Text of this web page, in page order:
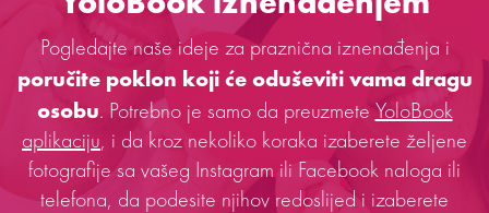
Pogledajte naše ideje za praznična iznenađenja i
poručite poklon koji će oduševiti vama dragu
osobu. Potrebno je samo da preuzmete YoloBook
aplikaciju, i da kroz nekoliko koraka izaberete željene
fotografije sa vašeg Instagram ili Facebook naloga ili
telefona, da podesite njihov redoslijed i izaberete